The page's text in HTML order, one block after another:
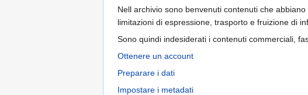
Nell archivio sono benvenuti contenuti che
limitazioni di espressione, trasporto e fruizione di
Sono quindi indesiderati i contenuti commerciali,
Ottenere un account
Preparare i dati
Impostare i metadati